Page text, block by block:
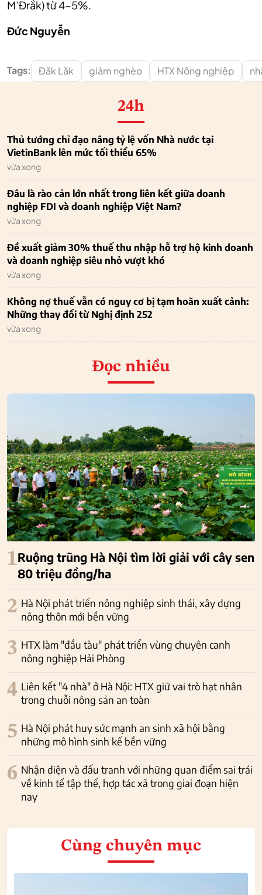
M’Đrắk) từ 4-5%.
Đức Nguyễn
Tags: Đăk Lăk giảm nghèo HTX Nông nghiệp
24h
Thủ tướng chỉ đạo nâng tỷ lệ vốn Nhà nước tại
VietinBank lên mức tối thiểu 65%
vừa xong
Đâu là rào cản lớn nhất trong liên kết giữa doanh
nghiệp FDI và doanh nghiệp Việt Nam?
vừa xong
Đề xuất giảm 30% thuế thu nhập hỗ trợ hộ kinh doanh
và doanh nghiệp siêu nhỏ vượt khó
vừa xong
Không nợ thuế vẫn có nguy cơ bị tạm hoãn xuất cảnh:
Những thay đổi từ Nghị định 252
vừa xong
Đọc nhiều
1Ruộng trũng Hà Nội tìm lời giải với cây sen
80 triệu đồng/ha
2 Hà Nội phát triển nông nghiệp sinh thái, xây dựng
nông thôn mới bền vững
3 HTX làm "đầu tàu" phát triển vùng chuyên canh
nông nghiệp Hải Phòng
4 Liên kết "4 nhà" ở Hà Nội: HTX giữ vai trò hạt nhân
trong chuỗi nông sản an toàn
5 Hà Nội phát huy sức mạnh an sinh xã hội bằng
những mô hình sinh kế bền vững
6 Nhận diện và đấu tranh với những quan điểm sai trái
về kinh tế tập thể, hợp tác xã trong giai đoạn hiện
nay
Cùng chuyên mục